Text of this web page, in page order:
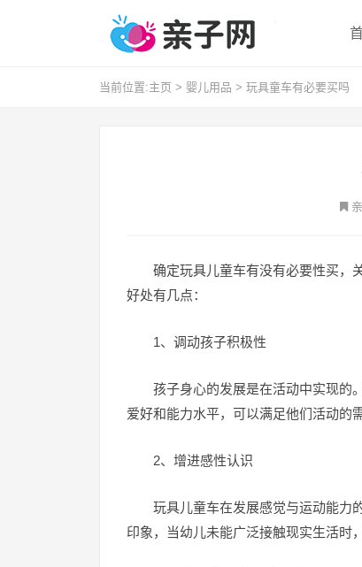
当前位置:主页 > 婴儿用品 > 玩具童车有必要买吗
确定玩具儿童车有没有必要性买，
好处有几点：
1、调动孩子积极性
孩子身心的发展是在活动中实现的
爱好和能力水平，可以满足他们活动的
2、增进感性认识
玩具儿童车在发展感觉与运动能力
印象，当幼儿未能广泛接触现实生活时